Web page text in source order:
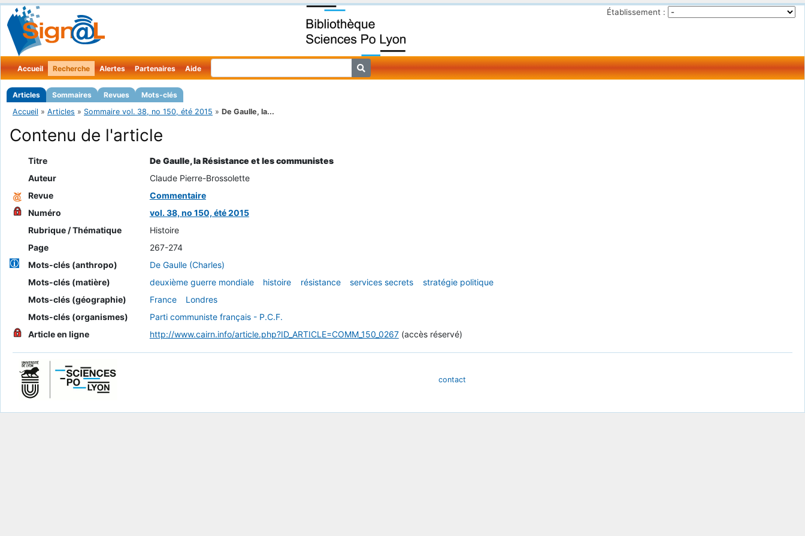
Établissement :
Accueil Recherche
Articles Sommaires Revues Mots-clés
Alertes Partenaires Aide
Accueil » Articles » Sommaire vol. 38, no 150, été 2015 » De Gaulle, la...
Contenu de l'article
Titre
De Gaulle, la Résistance et les communistes
Auteur
Claude Pierre-Brossolette
Revue
Commentaire
Numéro
vol. 38, no 150, été 2015
Rubrique / Thématique
Histoire
Page
267-274
Mots-clés (anthropo)
De Gaulle (Charles)
Mots-clés (matière)
deuxième guerre mondiale histoire résistance services secrets
stratégie politique
Mots-clés (géographie)
France
Londres
Mots-clés (organismes)
Parti communiste français - P.C.F.
Article en ligne
http://www.cairn.info/article.php?ID_ARTICLE=COMM_150_0267(accès réservé)
contact